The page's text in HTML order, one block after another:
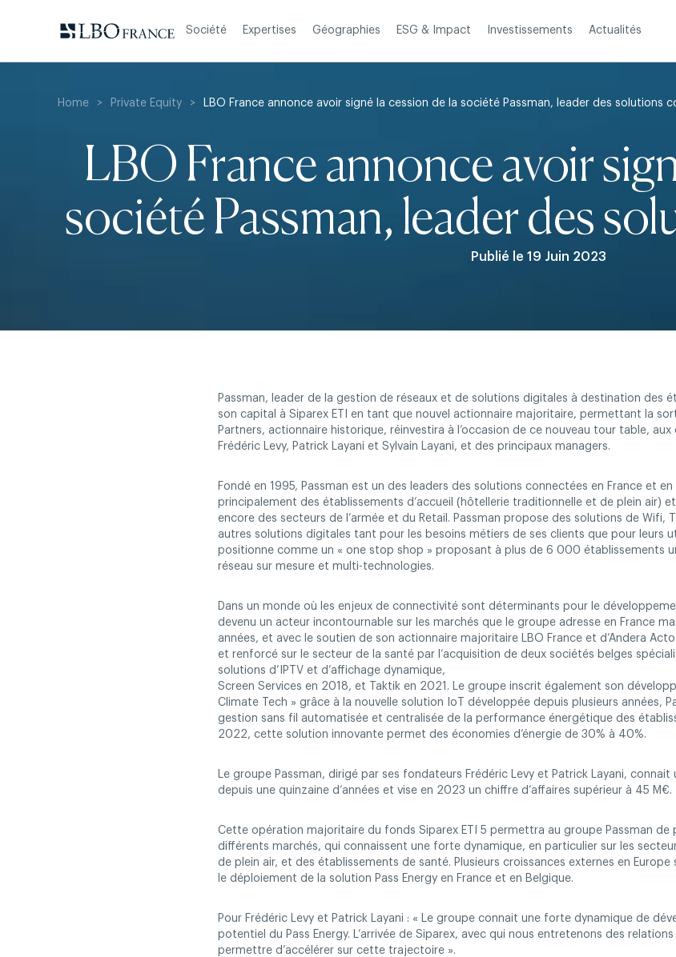
Société Expertises Géographies ESG & Impact Investissements Actualités
Home > Private Equity > LBO France annonce avoir signé la cession de la société Passman, leader des solutions
LBO France annonce avoir
société Passman, leader des
Publié le 19 Juin 2023
Passman, leader de la gestion de réseaux et de solutions digitales à destination des
son capital à Siparex ETI en tant que nouvel actionnaire majoritaire, permettant la
Partners, actionnaire historique, réinvestira à l’occasion de ce nouveau tour table,
Frédéric Levy, Patrick Layani et Sylvain Layani, et des principaux managers.
Fondé en 1995, Passman est un des leaders des solutions connectées en France et
principalement des établissements d’accueil (hôtellerie traditionnelle et de plein air)
encore des secteurs de l’armée et du Retail. Passman propose des solutions de Wifi,
autres solutions digitales tant pour les besoins métiers de ses clients que pour leurs
positionne comme un « one stop shop » proposant à plus de 6 000 établissements
réseau sur mesure et multi-technologies.
Dans un monde où les enjeux de connectivité sont déterminants pour le
devenu un acteur incontournable sur les marchés que le groupe adresse en France
années, et avec le soutien de son actionnaire majoritaire LBO France et d’Andera
et renforcé sur le secteur de la santé par l’acquisition de deux sociétés belges
solutions d’IPTV et d’affichage dynamique,
Screen Services en 2018, et Taktik en 2021. Le groupe inscrit également son
Climate Tech » grâce à la nouvelle solution IoT développée depuis plusieurs années,
gestion sans fil automatisée et centralisée de la performance énergétique des
2022, cette solution innovante permet des économies d’énergie de 30% à 40%.
Le groupe Passman, dirigé par ses fondateurs Frédéric Levy et Patrick Layani,
depuis une quinzaine d’années et vise en 2023 un chiffre d’affaires supérieur à 45 M€.
Cette opération majoritaire du fonds Siparex ETI 5 permettra au groupe Passman de
différents marchés, qui connaissent une forte dynamique, en particulier sur les
de plein air, et des établissements de santé. Plusieurs croissances externes en
le déploiement de la solution Pass Energy en France et en Belgique.
Pour Frédéric Levy et Patrick Layani : « Le groupe connait une forte dynamique de
potentiel du Pass Energy. L’arrivée de Siparex, avec qui nous entretenons des
permettre d’accélérer sur cette trajectoire ».